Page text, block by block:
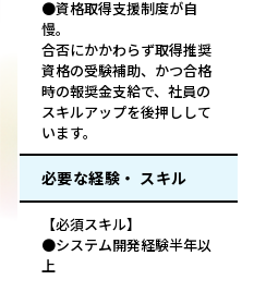
●資格取得支援制度が自
慢。
合否にかかわらず取得推奨
資格の受験補助、かつ合格
時の報奨金支給で、社員の
スキルアップを後押しして
います。
必要な経験・ スキル
【必須スキル】
●システム開発経験半年以
上